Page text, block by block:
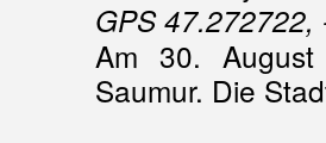
GPS 47.272722,
Am 30. August
Saumur. Die